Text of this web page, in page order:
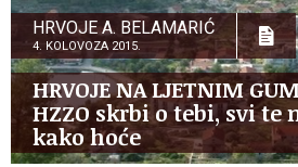
HRVOJE A. BELAMARIĆ
4. KOLOVOZA 2015.
HRVOJE NA LJETNIM
HZZO skrbi o tebi, svi te
kako hoće